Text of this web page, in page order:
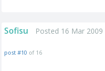
Sofisu Posted 16 Mar 2009
post #10 of 16